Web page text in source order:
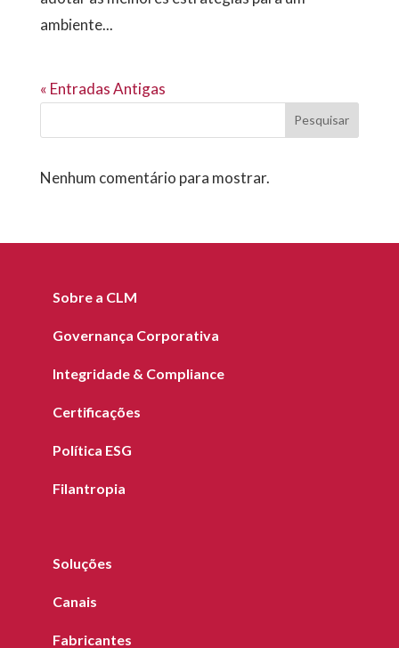
ambiente...
« Entradas Antigas
Pesquisar
Nenhum comentário para mostrar.
Sobre a CLM
Governança Corporativa
Integridade & Compliance
Certificações
Política ESG
Filantropia
Soluções
Canais
Fabricantes